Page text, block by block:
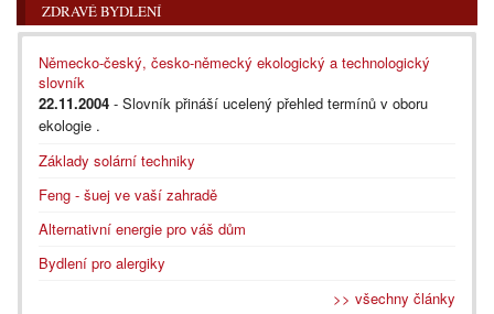
ZDRAVÉ BYDLENÍ
Německo-český, česko-německý ekologický a technologický
slovník
22.11.2004 - Slovník přináší ucelený přehled termínů v oboru
ekologie .
Základy solární techniky
Feng - šuej ve vaší zahradě
Alternativní energie pro váš dům
Bydlení pro alergiky
>> všechny články